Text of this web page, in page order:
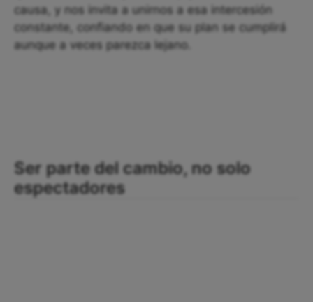
causa, y nos invita a unirnos a esa intercesión
constante, confiando en que su plan se cumplirá
aunque a veces parezca lejano.
Ser parte del cambio, no solo
espectadores